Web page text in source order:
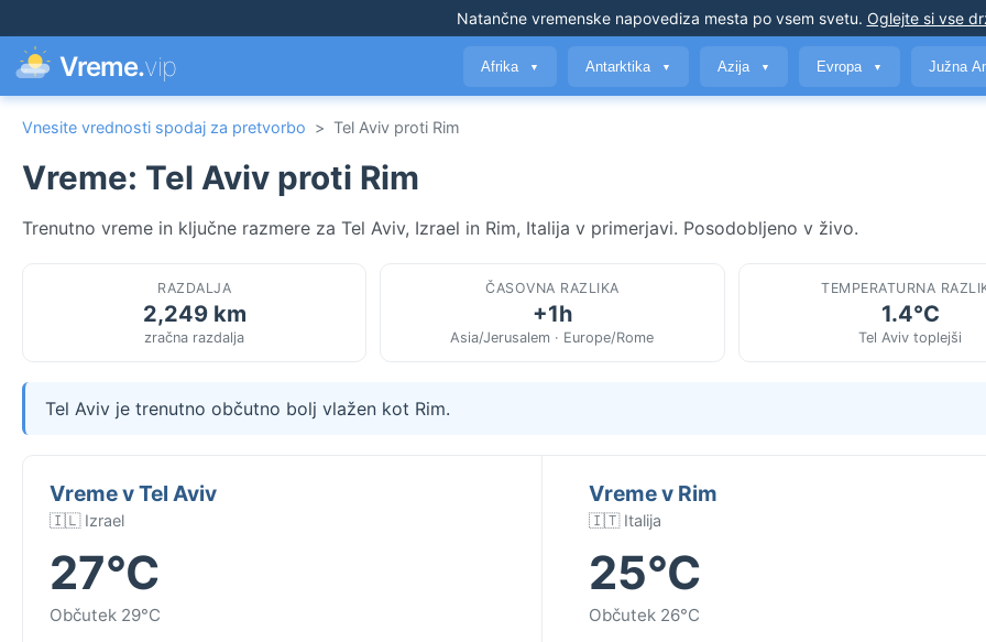
Natančne vremenske napovediza mesta po vsem svetu. Oglejte si vse
Vreme.vip Afrika ▼ Antarktika ▼ Azija ▼ Evropa ▼ Južna
Vnesite vrednosti spodaj za pretvorbo > Tel Aviv proti Rim
Vreme: Tel Aviv proti Rim
Trenutno vreme in ključne razmere za Tel Aviv, Izrael in Rim, Italija v primerjavi. Posodobljeno v živo.
RAZDALJA
2,249 km
zračna razdalja
ČASOVNA RAZLIKA
+1h
Asia/Jerusalem · Europe/Rome
TEMPERATURNA
1.4°C
Tel Aviv toplejši
Tel Aviv je trenutno občutno bolj vlažen kot Rim.
Vreme v Tel Aviv
🇮🇱 Izrael
27°C
Občutek 29°C
Vreme v Rim
🇮🇹 Italija
25°C
Občutek 26°C